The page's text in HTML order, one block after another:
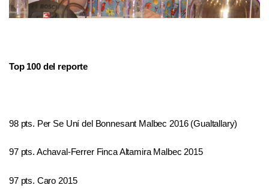
Top 100 del reporte
98 pts. Per Se Uní del Bonnesant Malbec 2016 (Gualtallary)
97 pts. Achaval-Ferrer Finca Altamira Malbec 2015
97 pts. Caro 2015